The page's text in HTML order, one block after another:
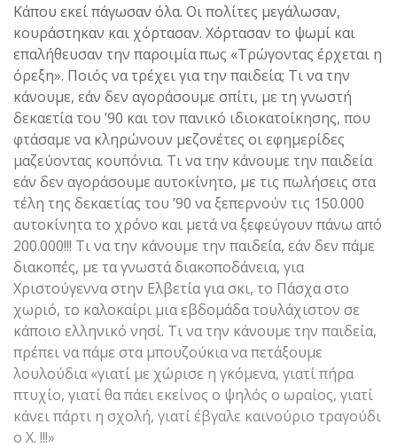
Κάπου εκεί πάγωσαν όλα. Οι πολίτες μεγάλωσαν,
κουράστηκαν και χόρτασαν. Χόρτασαν το ψωμί και
επαλήθευσαν την παροιμία πως «Τρώγοντας έρχεται η
όρεξη». Ποιός να τρέχει για την παιδεία; Τι να την
κάνουμε, εάν δεν αγοράσουμε σπίτι, με τη γνωστή
δεκαετία του ’90 και τον πανικό ιδιοκατοίκησης, που
φτάσαμε να κληρώνουν μεζονέτες οι εφημερίδες
μαζεύοντας κουπόνια. Τι να την κάνουμε την παιδεία
εάν δεν αγοράσουμε αυτοκίνητο, με τις πωλήσεις στα
τέλη της δεκαετίας του ’90 να ξεπερνούν τις 150.000
αυτοκίνητα το χρόνο και μετά να ξεφεύγουν πάνω από
200.000!!! Τι να την κάνουμε την παιδεία, εάν δεν πάμε
διακοπές, με τα γνωστά διακοποδάνεια, για
Χριστούγεννα στην Ελβετία για σκι, το Πάσχα στο
χωριό, το καλοκαίρι μια εβδομάδα τουλάχιστον σε
κάποιο ελληνικό νησί. Τι να την κάνουμε την παιδεία,
πρέπει να πάμε στα μπουζούκια να πετάξουμε
λουλούδια «γιατί με χώρισε η γκόμενα, γιατί πήρα
πτυχίο, γιατί θα πάει εκείνος ο ψηλός ο ωραίος, γιατί
κάνει πάρτι η σχολή, γιατί έβγαλε καινούριο τραγούδι
ο Χ. !!!»